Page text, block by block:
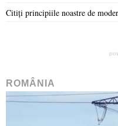
Citiți principiile noastre de
ROMÂNIA